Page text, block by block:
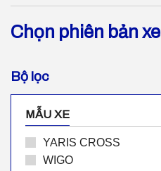
Chọn phiên bản xe
Bộ lọc
MẪU XE
YARIS CROSS
WIGO